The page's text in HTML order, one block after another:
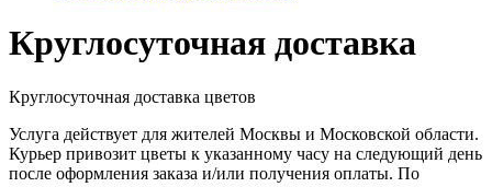
Круглосуточная доставка
Круглосуточная доставка цветов
Услуга действует для жителей Москвы и Московской области.
Курьер привозит цветы к указанному часу на следующий день
после оформления заказа и/или получения оплаты. По